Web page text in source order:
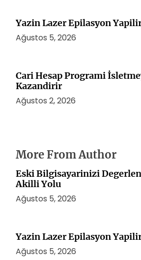
Yazin Lazer Epilasyon
Ağustos 5, 2026
Cari Hesap Programi
Kazandirir
Ağustos 2, 2026
More From Author
Eski Bilgisayarinizi
Akilli Yolu
Ağustos 5, 2026
Yazin Lazer Epilasyon
Ağustos 5, 2026